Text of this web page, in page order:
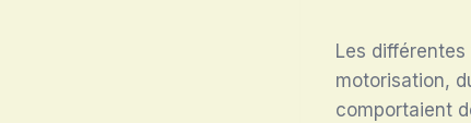
Les
motorisation,
comportaient